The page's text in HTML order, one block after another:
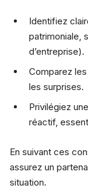
Identifiez
patrimoniale,
d’entreprise).
Comparez
les surprises.
Privilégiez
réactif,
En suivant ces
assurez un
situation.